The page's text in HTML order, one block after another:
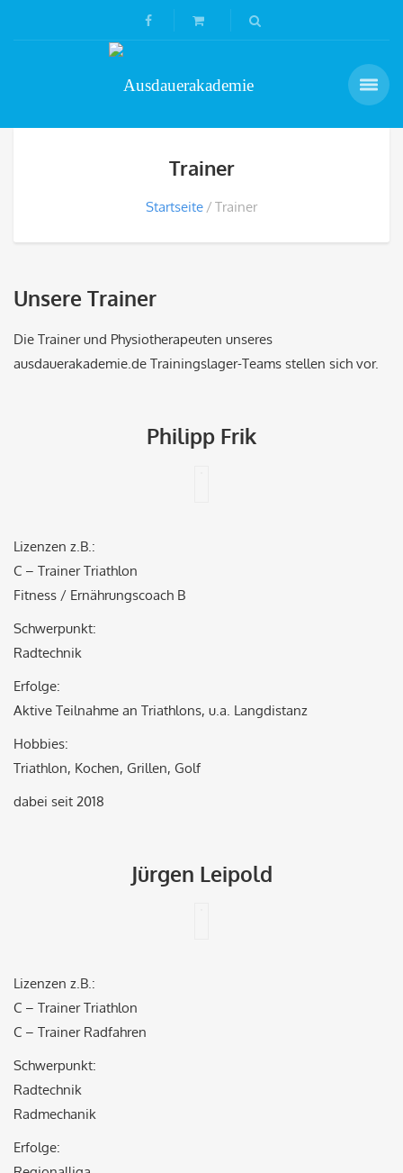
Trainer
Startseite Trainer
Unsere Trainer
Die Trainer und Physiotherapeuten unseres
ausdauerakademie.de Trainingslager-Teams stellen sich vor.
Philipp Frik
Lizenzen z.B.:
C – Trainer Triathlon
Fitness / Ernährungscoach B
Schwerpunkt:
Radtechnik
Erfolge:
Aktive Teilnahme an Triathlons, u.a. Langdistanz
Hobbies:
Triathlon, Kochen, Grillen, Golf
dabei seit 2018
Jürgen Leipold
Lizenzen z.B.:
C – Trainer Triathlon
C – Trainer Radfahren
Schwerpunkt:
Radtechnik
Radmechanik
Erfolge: